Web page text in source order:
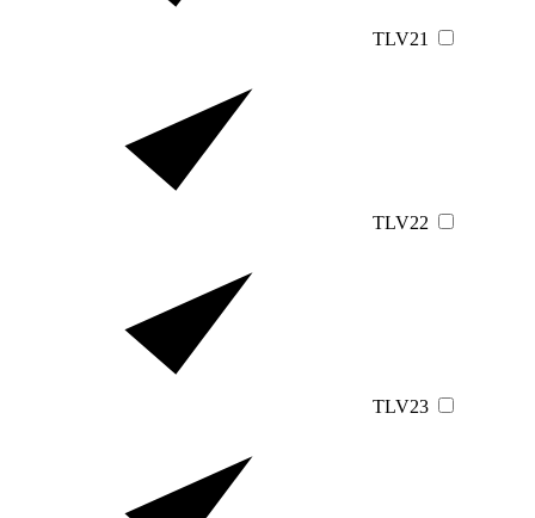
TLV21
TLV22
TLV23